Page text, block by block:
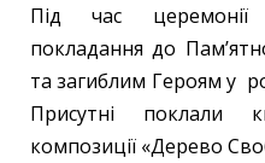
Під час церемонії
покладання до
та загиблим Героям у
Присутні поклали
композиції «Дерево